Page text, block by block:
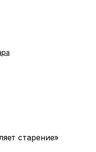
старение»